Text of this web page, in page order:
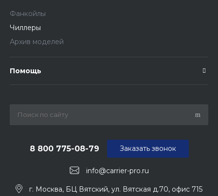
Фанкойлы
Чиллеры
Архив моделей
Помощь
info@carrier-pro.ru
8 800 775-08-79
г. Москва, БЦ Вятский, ул. Вятская д.70, офис 715
Заказать звонок